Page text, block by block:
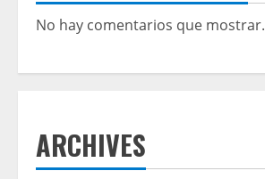
No hay comentarios que mostrar.
ARCHIVES